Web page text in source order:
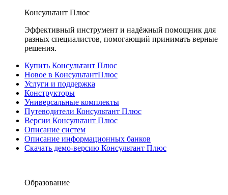
Консультант Плюс
Эффективный инструмент и надёжный помощник для
разных специалистов, помогающий принимать верные
решения.
Купить Консультант Плюс
Новое в КонсультантПлюс
Услуги и поддержка
Конструкторы
Универсальные комплекты
Путеводители Консультант Плюс
Версии Консультант Плюс
Описание систем
Описание информационных банков
Скачать демо-версию Консультант Плюс
Образование